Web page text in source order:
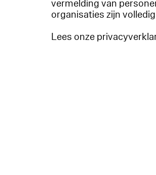
vermelding van
organisaties zijn
Lees onze